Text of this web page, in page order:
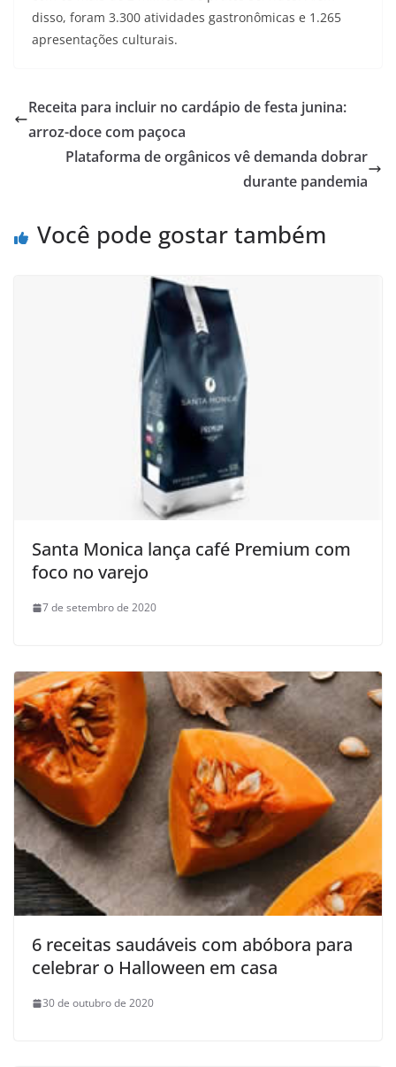
disso, foram 3.300 atividades gastronômicas e 1.265
apresentações culturais.
Receita para incluir no cardápio de festa junina:
arroz-doce com paçoca
Plataforma de orgânicos vê demanda dobrar
durante pandemia
Você pode gostar também
Santa Monica lança café Premium com
foco no varejo
7 de setembro de 2020
6 receitas saudáveis com abóbora para
celebrar o Halloween em casa
30 de outubro de 2020